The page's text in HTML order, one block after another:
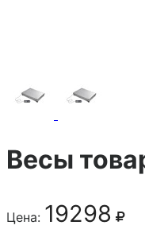
Весы
Цена: 19298